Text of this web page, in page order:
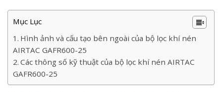
Mục Lục
Hình ảnh và cấu tạo bên ngoài của bộ lọc khí nén
AIRTAC GAFR600-25
Các thông số kỹ thuật của bộ lọc khí nén AIRTAC
GAFR600-25